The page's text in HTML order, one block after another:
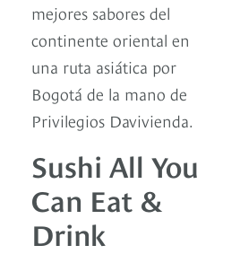
mejores sabores del
continente oriental en
una ruta asiática por
Bogotá de la mano de
Privilegios Davivienda.
Sushi All You
Can Eat &
Drink